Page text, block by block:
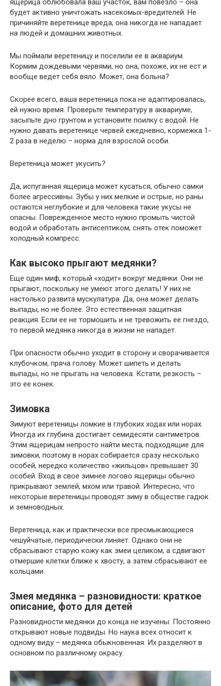
ящерица облюбовала ваш участок, вам повезло – она
будет активно уничтожать насекомых-вредителей. Не
причиняйте веретенице вреда, она никогда не нападает
на людей и домашних животных.
Мы поймали веретеницу и поселили ее в аквариум.
Кормим дождевыми червями, но она, похоже, их не ест и
вообще ведет себя вяло. Может, она больна?
Скорее всего, ваша веретеница пока не адаптировалась,
ей нужно время. Проверьте температуру в аквариуме,
засыпьте дно грунтом и установите поилку с водой. Не
нужно давать веретенице червей ежедневно, кормежка 1-
2 раза в неделю – норма для взрослой особи.
Веретеница может укусить?
Да, испуганная ящерица может кусаться, обычно самки
более агрессивны. Зубы у них мелкие и острые, но раны
остаются неглубокие и для человека такие укусы не
опасны. Поврежденное место нужно промыть чистой
водой и обработать антисептиком, снять отек поможет
холодный компресс.
Как высоко прыгают медянки?
Еще один миф, который «ходит» вокруг медянки. Они не
прыгают, поскольку не умеют этого делать! У них не
настолько развита мускулатура. Да, она может делать
выпады, но не более. Это естественная защитная
реакция. Если ее не тормошить и не тревожить ее гнездо,
то первой медянка никогда в жизни не нападет.
При опасности обычно уходит в сторону и сворачивается
клубочком, пряча голову. Может шипеть и делать
выпады, но не прыгать на человека. Кстати, резкость –
это ее конек.
Зимовка
Зимуют веретеницы ломкие в глубоких ходах или норах.
Иногда их глубина достигает семидесяти сантиметров.
Этим ящерицам непросто найти места, подходящие для
зимовки, поэтому в норах собирается сразу несколько
особей, нередко количество «жильцов» превышает 30
особей. Вход в свое зимнее логово ящерицы обычно
прикрывают землей, мхом или травой. Интересно, что
некоторые веретеницы проводят зиму в обществе гадюк
и земноводных.
Веретеница, как и практически все пресмыкающиеся
чешуйчатые, периодически линяет. Однако они не
сбрасывают старую кожу как змеи целиком, а сдвигают
отмершие клетки ближе к хвосту, а затем сбрасывают ее
кольцами.
Змея медянка – разновидности: краткое
описание, фото для детей
Разновидности медянки до конца не изучены. Постоянно
открывают новые подвиды. Но наука всех относит к
одному виду – медянка обыкновенная. Их разделяют в
основном по различному окрасу.